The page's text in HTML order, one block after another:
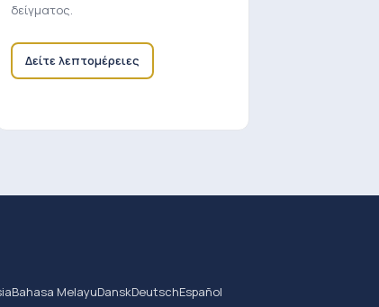
δείγματος.
Δείτε λεπτομέρειες
Bahasa MelayuDanskDeutschEspañol